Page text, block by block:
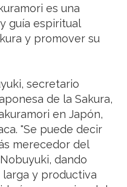
es una
guía espiritual
y promover su
secretario
de la Sakura,
en Japón,
"Se puede decir
merecedor del
dando
y productiva